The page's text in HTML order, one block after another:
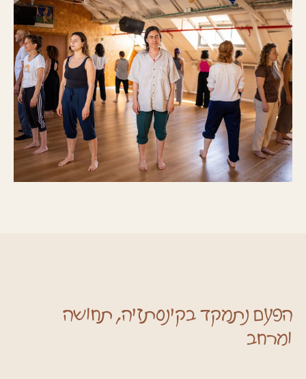
הפעם נתמקד בקינסתזיה, תחושה
ומרחב